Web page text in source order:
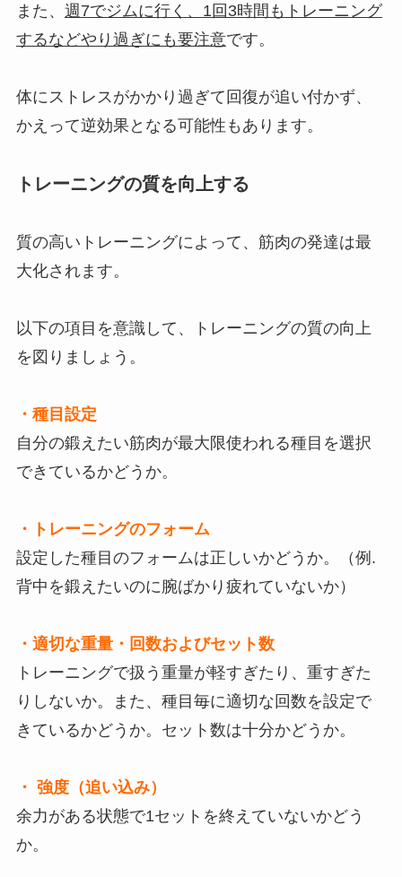
また、 週7でジムに行く、1回3時間もトレーニング
するなどやり過ぎにも要注意です。
体にストレスがかかり過ぎて回復が追い付かず、
かえって逆効果となる可能性もあります。
トレーニングの質を向上する
質の高いトレーニングによって、筋肉の発達は最
大化されます。
以下の項目を意識して、トレーニングの質の向上
を図りましょう。
・種目設定
自分の鍛えたい筋肉が最大限使われる種目を選択
できているかどうか。
・トレーニングのフォーム
設定した種目のフォームは正しいかどうか。（例.
背中を鍛えたいのに腕ばかり疲れていないか）
・適切な重量・回数およびセット数
トレーニングで扱う重量が軽すぎたり、重すぎた
りしないか。また、種目毎に適切な回数を設定で
きているかどうか。セット数は十分かどうか。
・ 強度（追い込み）
余力がある状態で1セットを終えていないかどう
か。